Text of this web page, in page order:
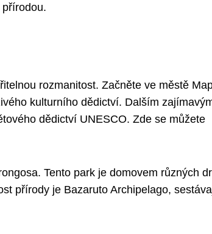
rozmanitost. Začněte ve městě
kulturního dědictví. Dalším
dědictví UNESCO. Zde se můžete
Tento park je domovem různých
přírody je Bazaruto Archipelago,